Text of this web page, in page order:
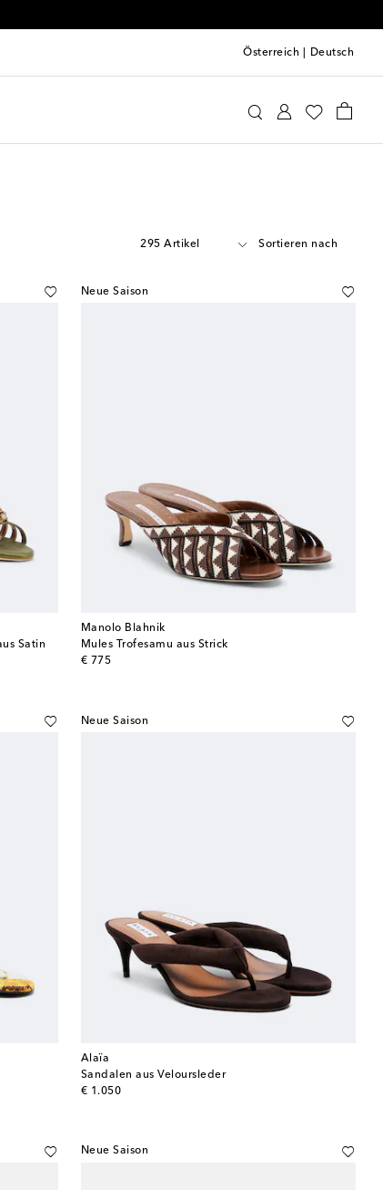
Österreich Deutsch
295 Artikel Sortieren nach
Satin
Neue Saison
Manolo Blahnik
Mules Trofesamu aus Strick
€ 775
original price
Neue Saison
Alaïa
Sandalen aus Veloursleder
€ 1.050
original price
Neue Saison